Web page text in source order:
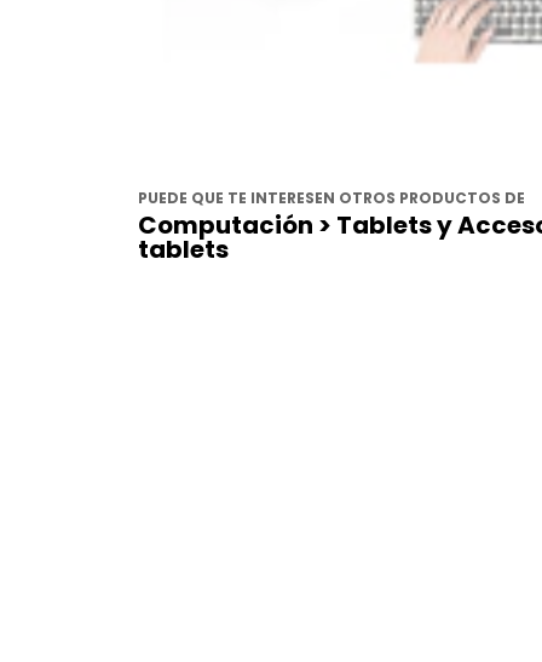
PUEDE QUE TE INTERESEN OTROS PRODUCTOS DE
Computación > Tablets y
tablets